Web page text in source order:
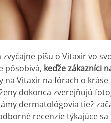
zvyčajne píšu o Vitaxir vo
pôsobivá, keďže zákazníci
na Vitaxir na fórach o
dokonca zverejňujú
dermatológovia tiež
recenzie týkajúce